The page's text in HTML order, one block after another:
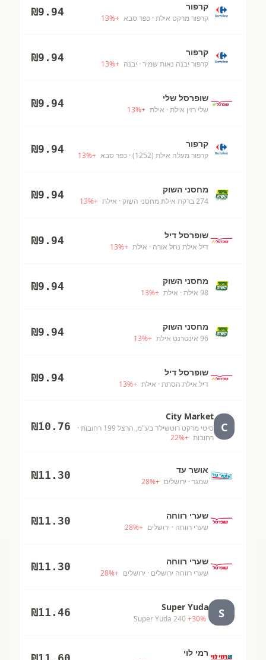
קרפור
קרפור מרקט אילת · כפר סבא +
13%
₪9.94
קרפור
קרפור יבנה נאות שמיר · יבנה +
13%
₪9.94
שופרסל שלי
שלי רזין אילת · אילת +
13%
₪9.94
קרפור
קרפור מעלה אילת (1252) · כפר סבא +
13%
₪9.94
מחסני השוק
274 ברקת אילת מחסני השוק · אילת +
13%
₪9.94
שופרסל דיל
דיל אילת נחל אורה · אילת +
13%
₪9.94
מחסני השוק
98 אילת · אילת +
13%
₪9.94
מחסני השוק
96 אינטרנט אילת +
13%
₪9.94
שופרסל דיל
דיל אילת הסתת · אילת +
13%
₪9.94
C
City Market
סיטי מרקט רוטשילד בע"מ, הרצל 199 רחובות
·
רחובות +
22%
₪10.76
אושר עד
שמגר · ירושלים +
28%
₪11.30
שערי רווחה
שערי רווחה · ירושלים +
28%
₪11.30
שערי רווחה
שערי רווחה ירושלים · ירושלים +
28%
₪11.30
S
Super Yuda
Super Yuda 240+30%
₪11.46
רמי לוי